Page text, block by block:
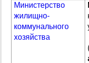
Министерство
жилищно-
коммунального
хозяйства